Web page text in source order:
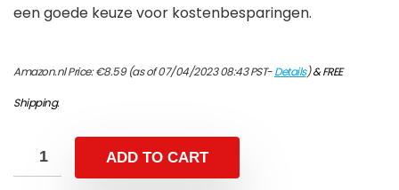
een goede keuze voor kostenbesparingen.
Amazon.nl Price:€8.59(as of 07/04/2023 08:43 PST-Details)&FREE
Shipping.
ADD TO CART